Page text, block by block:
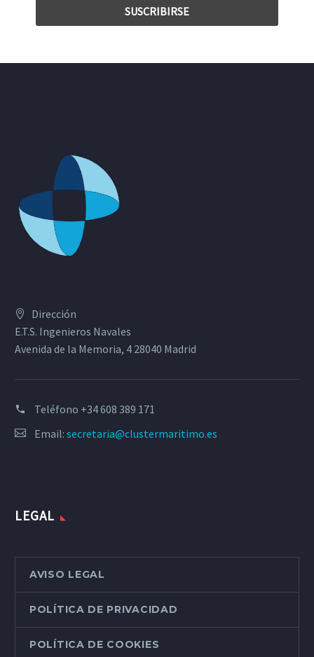
Dirección
E.T.S. Ingenieros Navales
Avenida de la Memoria, 4 28040 Madrid
Teléfono +34 608 389 171
Email: secretaria@clustermaritimo.es
LEGAL
AVISO LEGAL
POLÍTICA DE PRIVACIDAD
POLÍTICA DE COOKIES